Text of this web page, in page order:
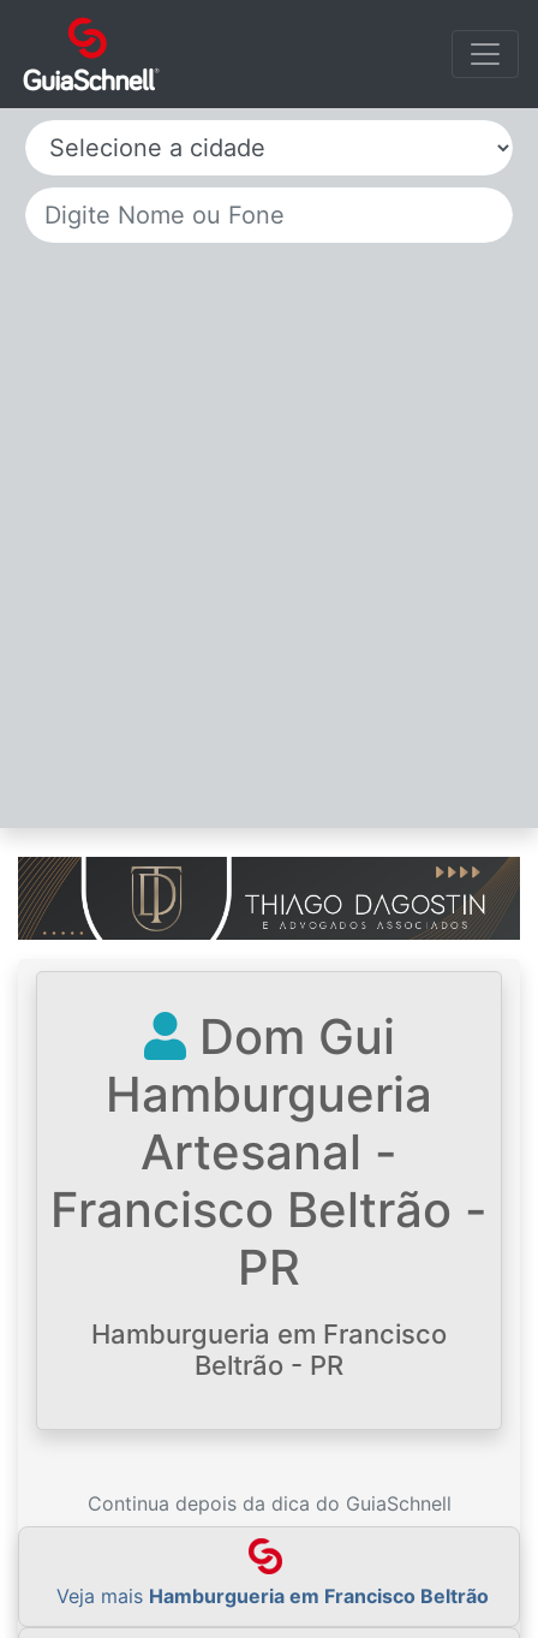
Selecione a cidade
Dom Gui
Hamburgueria
Artesanal -
Francisco Beltrão -
PR
Hamburgueria em Francisco
Beltrão - PR
Continua depois da dica do GuiaSchnell
Veja mais Hamburgueria em Francisco Beltrão